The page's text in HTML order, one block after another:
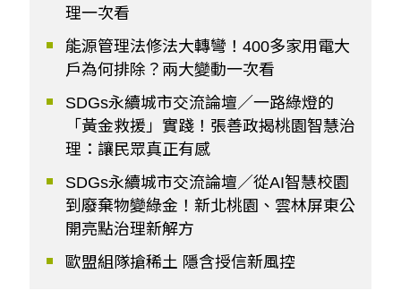
理一次看
能源管理法修法大轉彎！400多家用電大
戶為何排除？兩大變動一次看
SDGs永續城市交流論壇／一路綠燈的
「黃金救援」實踐！張善政揭桃園智慧治
理：讓民眾真正有感
SDGs永續城市交流論壇／從AI智慧校園
到廢棄物變綠金！新北桃園、雲林屏東公
開亮點治理新解方
歐盟組隊搶稀土 隱含授信新風控